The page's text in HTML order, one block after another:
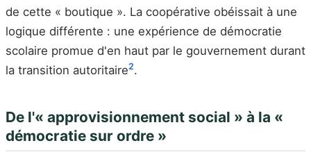
de cette « boutique ». La coopérative obéissait à une
logique différente : une expérience de démocratie
scolaire promue d'en haut par le gouvernement durant
la transition autoritaire2.
De l'« approvisionnement social » à la «
démocratie sur ordre »